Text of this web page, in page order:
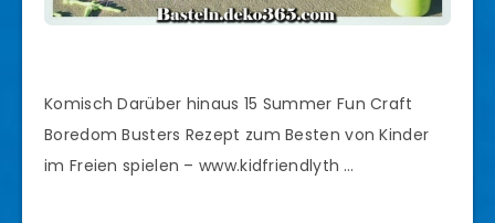
Komisch Darüber hinaus 15 Summer Fun Craft
Boredom Busters Rezept zum Besten von Kinder
im Freien spielen – www.kidfriendlyth …